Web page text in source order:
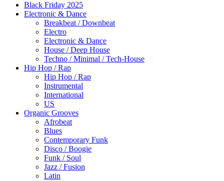
Black Friday 2025
Electronic & Dance
Breakbeat / Downbeat
Electro
Electronic & Dance
House / Deep House
Techno / Minimal / Tech-House
Hip Hop / Rap
Hip Hop / Rap
Instrumental
International
US
Organic Grooves
Afrobeat
Blues
Contemporary Funk
Disco / Boogie
Funk / Soul
Jazz / Fusion
Latin